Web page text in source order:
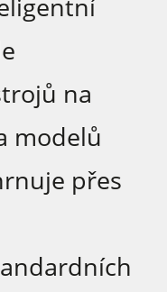
na
modelů
přes